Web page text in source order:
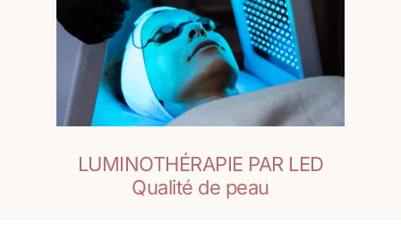
LUMINOTHÉRAPIE PAR LED
Qualité de peau